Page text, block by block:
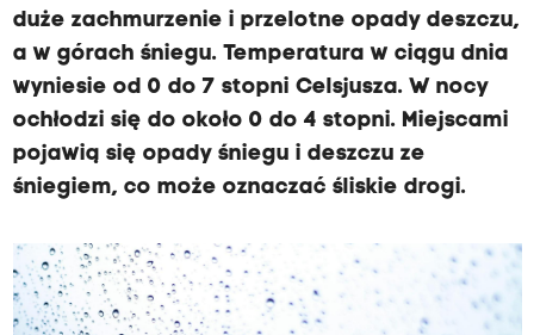
duże zachmurzenie i przelotne opady deszczu,
a w górach śniegu. Temperatura w ciągu dnia
wyniesie od 0 do 7 stopni Celsjusza. W nocy
ochłodzi się do około 0 do 4 stopni. Miejscami
pojawią się opady śniegu i deszczu ze
śniegiem, co może oznaczać śliskie drogi.